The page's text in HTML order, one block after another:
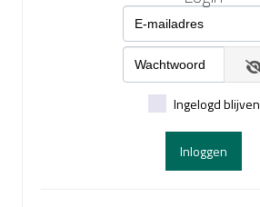
Ingelogd blijven
Inloggen